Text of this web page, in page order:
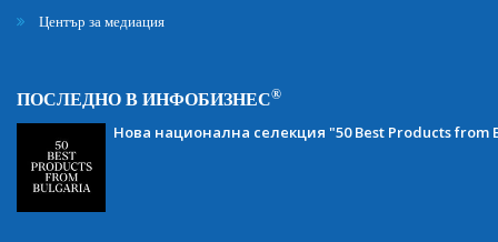
Център за медиация
ПОСЛЕДНО В ИНФОБИЗНЕС®
Нова национална селекция "50 Best Products from